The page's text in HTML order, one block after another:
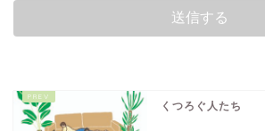
くつろぐ人たち